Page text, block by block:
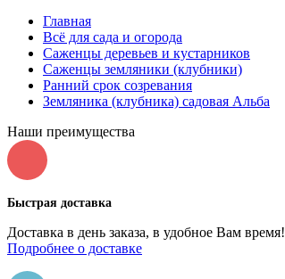
Главная
Всё для сада и огорода
Саженцы деревьев и кустарников
Саженцы земляники (клубники)
Ранний срок созревания
Земляника (клубника) садовая Альба
Наши преимущества
Быстрая доставка
Доставка в день заказа, в удобное Вам время!
Подробнее о доставке